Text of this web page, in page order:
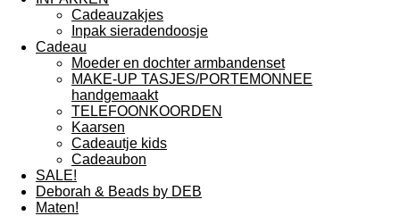
Cadeauzakjes
Inpak sieradendoosje
Cadeau
Moeder en dochter armbandenset
MAKE-UP TASJES/PORTEMONNEE
handgemaakt
TELEFOONKOORDEN
Kaarsen
Cadeautje kids
Cadeaubon
SALE!
Deborah & Beads by DEB
Maten!